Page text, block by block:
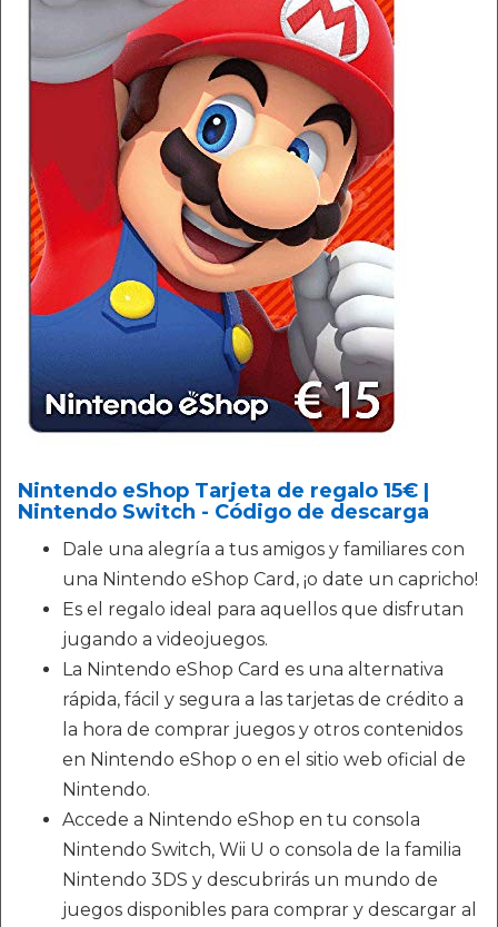
Nintendo eShop Tarjeta de regalo 15€ |
Nintendo Switch - Código de descarga
Dale una alegría a tus amigos y familiares con
una Nintendo eShop Card, ¡o date un capricho!
Es el regalo ideal para aquellos que disfrutan
jugando a videojuegos.
La Nintendo eShop Card es una alternativa
rápida, fácil y segura a las tarjetas de crédito a
la hora de comprar juegos y otros contenidos
en Nintendo eShop o en el sitio web oficial de
Nintendo.
Accede a Nintendo eShop en tu consola
Nintendo Switch, Wii U o consola de la familia
Nintendo 3DS y descubrirás un mundo de
juegos disponibles para comprar y descargar al